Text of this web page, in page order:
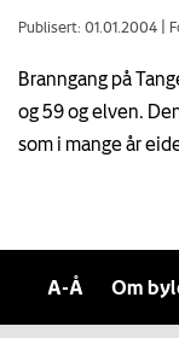
Publisert: 01.01.2004
Branngang på
og 59 og elven.
som i mange år
A-Å Om